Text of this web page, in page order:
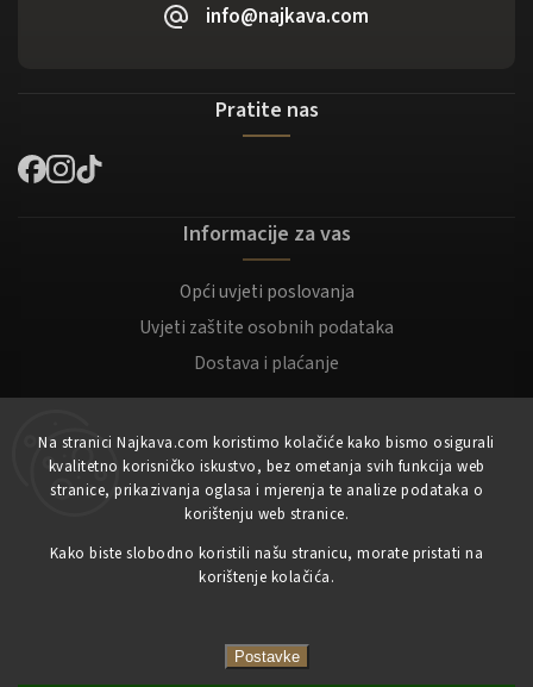
Na stranici Najkava.com koristimo kolačiće kako bismo osigurali
kvalitetno korisničko iskustvo, bez ometanja svih funkcija web
stranice, prikazivanja oglasa i mjerenja te analize podataka o
korištenju web stranice.
Kako biste slobodno koristili našu stranicu, morate pristati na
korištenje kolačića.
Postavke
info@najkava.com
Pratite nas
Informacije za vas
Opći uvjeti poslovanja
Uvjeti zaštite osobnih podataka
Dostava i plaćanje
Moj račun
Registracija
Prijaviti se
Copyright 2023NajKava.com